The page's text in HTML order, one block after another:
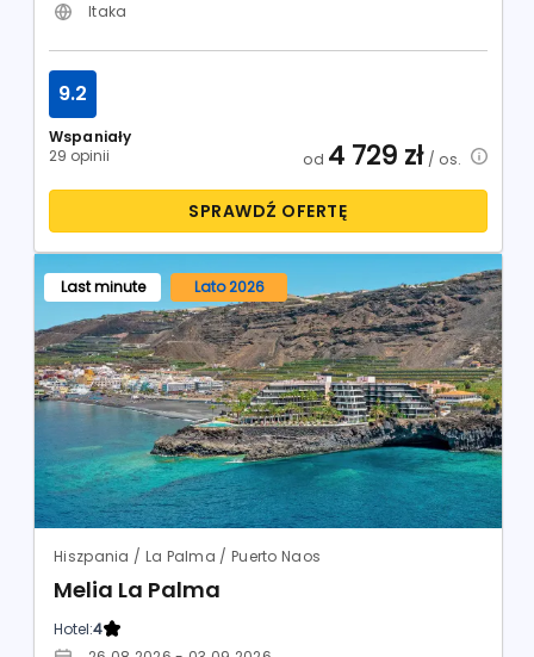
Itaka
Wspaniały
29 opinii
9.2
od 4 729 zł/ os.
SPRAWDŹ OFERTĘ
Last minute Lato 2026
Hiszpania / La Palma / Puerto Naos
Melia La Palma
Hotel:4